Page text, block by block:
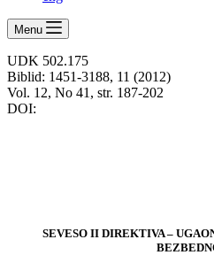
Menu
UDK 502.175
Biblid: 1451-3188, 11 (2012)
Vol. 12, No 41, str. 187-202
DOI:
SEVESO II DIREKTIVA –